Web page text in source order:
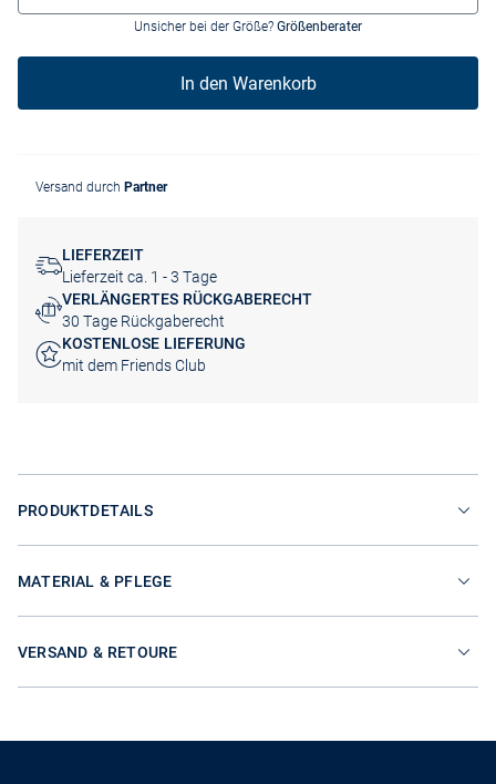
Unsicher bei der Größe? Größenberater
In den Warenkorb
Versand durch Partner
LIEFERZEIT
Lieferzeit ca. 1 - 3 Tage
VERLÄNGERTES RÜCKGABERECHT
30 Tage Rückgaberecht
KOSTENLOSE LIEFERUNG
mit dem Friends Club
PRODUKTDETAILS
MATERIAL & PFLEGE
VERSAND & RETOURE